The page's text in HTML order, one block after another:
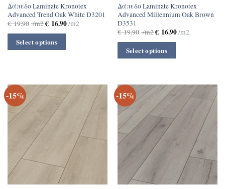
Δάπεδο Laminate Kronotex
Advanced Trend Oak White D3201
€19.90 /m2€16.90/m2
Select options
Δάπεδο Laminate Kronotex
Advanced Millennium Oak Brown
D3531
€19.90 /m2€16.90/m2
Select options
-15% -15%